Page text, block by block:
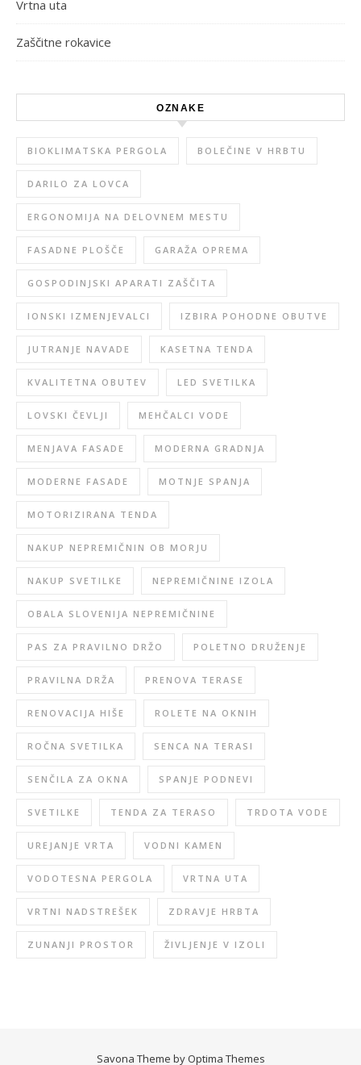
Vrtna uta
Zaščitne rokavice
OZNAKE
BIOKLIMATSKA PERGOLA BOLEČINE V HRBTU
DARILO ZA LOVCA
ERGONOMIJA NA DELOVNEM MESTU
FASADNE PLOŠČE GARAŽA OPREMA
GOSPODINJSKI APARATI ZAŠČITA
IONSKI IZMENJEVALCI IZBIRA POHODNE OBUTVE
JUTRANJE NAVADE KASETNA TENDA
KVALITETNA OBUTEV LED SVETILKA
LOVSKI ČEVLJI MEHČALCI VODE
MENJAVA FASADE MODERNA GRADNJA
MODERNE FASADE MOTNJE SPANJA
MOTORIZIRANA TENDA
NAKUP NEPREMIČNIN OB MORJU
NAKUP SVETILKE NEPREMIČNINE IZOLA
OBALA SLOVENIJA NEPREMIČNINE
PAS ZA PRAVILNO DRŽO POLETNO DRUŽENJE
PRAVILNA DRŽA PRENOVA TERASE
RENOVACIJA HIŠE ROLETE NA OKNIH
ROČNA SVETILKA SENCA NA TERASI
SENČILA ZA OKNA SPANJE PODNEVI
SVETILKE TENDA ZA TERASO TRDOTA VODE
UREJANJE VRTA VODNI KAMEN
VODOTESNA PERGOLA VRTNA UTA
VRTNI NADSTREŠEK ZDRAVJE HRBTA
ZUNANJI PROSTOR ŽIVLJENJE V IZOLI
Savona Theme by Optima Themes